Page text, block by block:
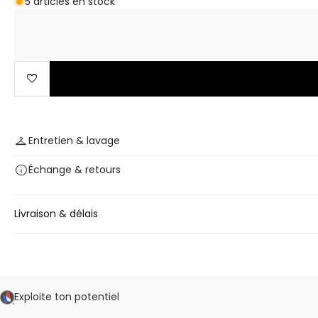
favorite
checkroomEntretien & lavage
infoÉchange & retours
Livraison & délais
Exploite ton potentiel